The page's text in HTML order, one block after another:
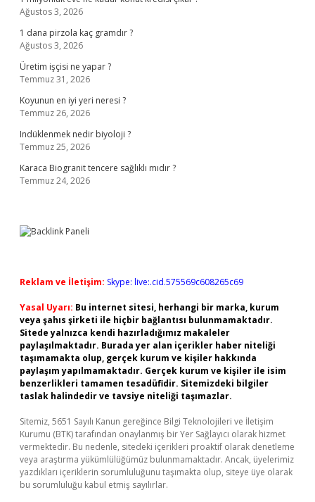
Ağustos 3, 2026
1 dana pirzola kaç gramdır ?
Ağustos 3, 2026
Üretim işçisi ne yapar ?
Temmuz 31, 2026
Koyunun en iyi yeri neresi ?
Temmuz 26, 2026
Indüklenmek nedir biyoloji ?
Temmuz 25, 2026
Karaca Biogranit tencere sağlıklı mıdır ?
Temmuz 24, 2026
Reklam ve İletişim: Skype: live:.cid.575569c608265c69
Yasal Uyarı: Bu internet sitesi, herhangi bir marka, kurum
veya şahıs şirketi ile hiçbir bağlantısı bulunmamaktadır.
Sitede yalnızca kendi hazırladığımız makaleler
paylaşılmaktadır. Burada yer alan içerikler haber niteliği
taşımamakta olup, gerçek kurum ve kişiler hakkında
paylaşım yapılmamaktadır. Gerçek kurum ve kişiler ile isim
benzerlikleri tamamen tesadüfidir. Sitemizdeki bilgiler
taslak halindedir ve tavsiye niteliği taşımazlar.
Sitemiz, 5651 Sayılı Kanun gereğince Bilgi Teknolojileri ve İletişim
Kurumu (BTK) tarafından onaylanmış bir Yer Sağlayıcı olarak hizmet
vermektedir. Bu nedenle, sitedeki içerikleri proaktif olarak denetleme
veya araştırma yükümlülüğümüz bulunmamaktadır. Ancak, üyelerimiz
yazdıkları içeriklerin sorumluluğunu taşımakta olup, siteye üye olarak
bu sorumluluğu kabul etmiş sayılırlar.